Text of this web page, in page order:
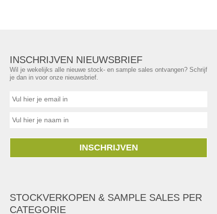
INSCHRIJVEN NIEUWSBRIEF
Wil je wekelijks alle nieuwe stock- en sample sales ontvangen? Schrijf
je dan in voor onze nieuwsbrief.
INSCHRIJVEN
STOCKVERKOPEN & SAMPLE SALES PER
CATEGORIE